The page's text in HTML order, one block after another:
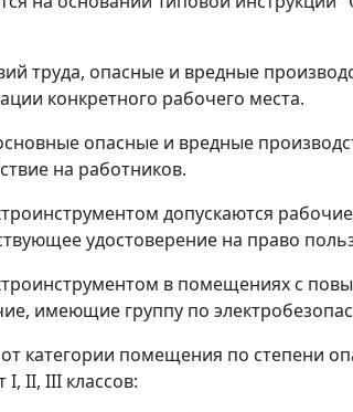
труда, опасные и вредные
конкретного рабочего места.
опасные и вредные
на работников.
допускаются
удостоверение на право
в помещениях с
имеющие группу по
категории помещения по степени
I, II, III классов: